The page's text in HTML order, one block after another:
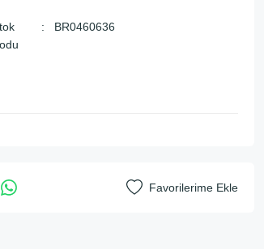
BR0460636